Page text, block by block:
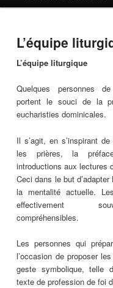
L’équipe
L’équipe liturgique
Quelques personnes
portent le souci de la
eucharisties dominicales.
Il s’agit, en s’inspirant
les prières, la
introductions aux lectures
Ceci dans le but
la mentalité actuelle.
effectivement
compréhensibles.
Les personnes qui
l’occasion de proposer
geste symbolique, telle
texte de profession de foi